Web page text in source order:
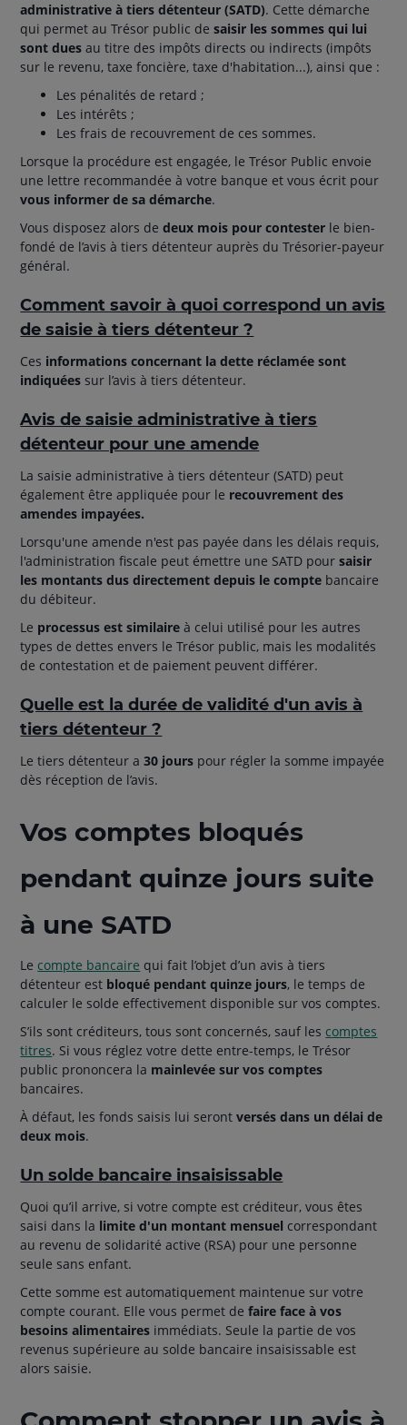
administrative à tiers détenteur (SATD). Cette démarche
qui permet au Trésor public desaisir les sommes qui lui
sont dues au titre des impôts directs ou indirects (impôts
sur le revenu, taxe foncière, taxe d'habitation...), ainsi que :
Les pénalités de retard ;
Les intérêts ;
Les frais de recouvrement de ces sommes.
Lorsque la procédure est engagée, le Trésor Public envoie
une lettre recommandée à votre banque et vous écrit pour
vous informer de sa démarche.
Vous disposez alors dedeux mois pour contester le bien-
fondé de l’avis à tiers détenteur auprès du Trésorier-payeur
général.
Comment savoir à quoi correspond un avis
de saisie à tiers détenteur ?
Ces informations concernant la dette réclamée sont
indiquées sur l’avis à tiers détenteur.
Avis de saisie administrative à tiers
détenteur pour une amende
La saisie administrative à tiers détenteur (SATD) peut
également être appliquée pour le recouvrement des
amendes impayées.
Lorsqu'une amende n'est pas payée dans les délais requis,
l'administration fiscale peut émettre une SATD poursaisir
les montants dus directement depuis le compte bancaire
du débiteur.
Le processus est similaire à celui utilisé pour les autres
types de dettes envers le Trésor public, mais les modalités
de contestation et de paiement peuvent différer.
Quelle est la durée de validité d'un avis à
tiers détenteur ?
Le tiers détenteur a30 jours pour régler la somme impayée
dès réception de l’avis.
Vos comptes bloqués
pendant quinze jours suite
à une SATD
Le compte bancaire qui fait l’objet d’un avis à tiers
détenteur est bloqué pendant quinze jours, le temps de
calculer le solde effectivement disponible sur vos comptes.
S’ils sont créditeurs, tous sont concernés, sauf les comptes
titres. Si vous réglez votre dette entre-temps, le Trésor
public prononcera la mainlevée sur vos comptes
bancaires.
À défaut, les fonds saisis lui serontversés dans un délai de
deux mois.
Un solde bancaire insaisissable
Quoi qu’il arrive, si votre compte est créditeur, vous êtes
saisi dans la limite d'un montant mensuel correspondant
au revenu de solidarité active (RSA) pour une personne
seule sans enfant.
Cette somme est automatiquement maintenue sur votre
compte courant. Elle vous permet defaire face à vos
besoins alimentaires immédiats. Seule la partie de vos
revenus supérieure au solde bancaire insaisissable est
alors saisie.